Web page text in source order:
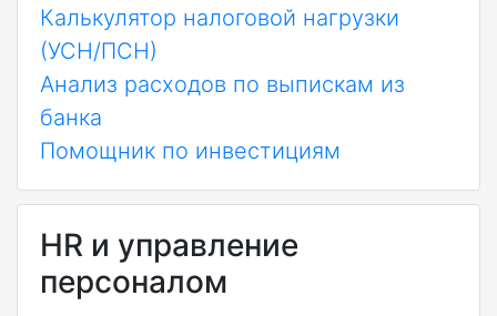
Калькулятор налоговой нагрузки
(УСН/ПСН)
Анализ расходов по выпискам из
банка
Помощник по инвестициям
HR и управление
персоналом